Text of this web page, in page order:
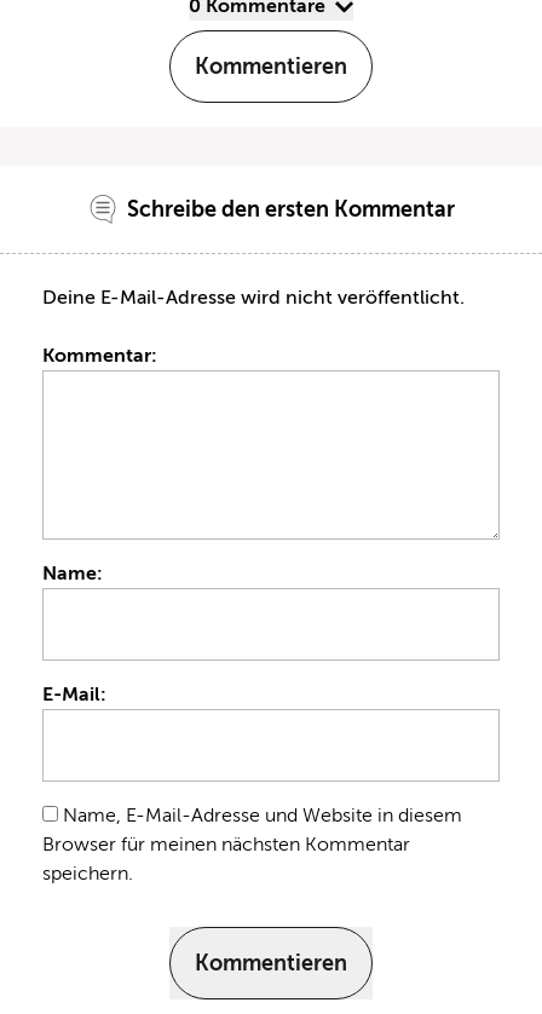
0 Kommentare
Kommentieren
Schreibe den ersten Kommentar
Deine E-Mail-Adresse wird nicht veröffentlicht.
Kommentar:
Name:
E-Mail:
Name, E-Mail-Adresse und Website in diesem
Browser für meinen nächsten Kommentar
speichern.
Kommentieren